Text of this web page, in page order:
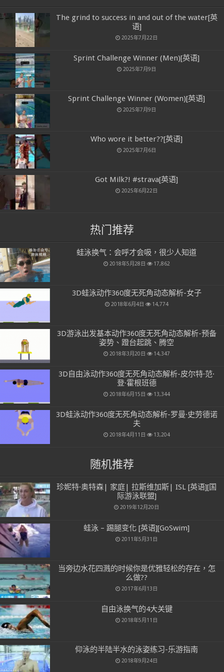
The grind to success in and out of the water[英
语]
2025年7月22日
Sprint Challenge Winner (Men)[英语]
2025年7月9日
Sprint Challenge Winner (Women)[英语]
2025年7月9日
Who wore it better??[英语]
2025年7月6日
Got Milk?! #strava[英语]
2025年6月22日
热门推荐
蛙泳换气：会呼才会吸，很少人知道
2018年5月28日 17,862
3D蛙泳动作360度无死角动态解析-女子
2018年6月4日 14,774
3D游泳出发基本动作360度无死角动态解析-预备
姿势、蹬台起跳、腾空
2018年3月20日 14,347
3D自由泳动作360度无死角动态解析-皮尔特·范·
登·霍根班德
2018年6月15日 13,344
3D蛙泳动作360度无死角动态解析-罗曼·史劳德诺
夫
2018年4月11日 13,204
随机推荐
珍妮特·奥特森| 家庭| 拉斯维加斯| ISL [英语][国
际游泳联盟]
2019年12月20日
蛙泳 – 踢腿变化 [英语][GoSwim]
2011年5月31日
当旁边水花四溅的时候你是优雅轻松的存在，怎
么做??
2017年6月13日
自由泳换气的4大关键
2018年5月11日
仰泳的半陆半水的泳姿练习-乐游指南
2018年9月24日